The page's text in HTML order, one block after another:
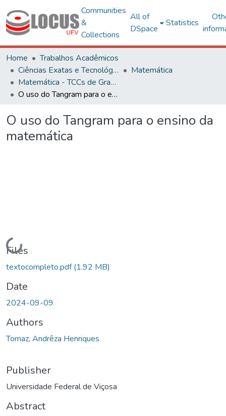
Communities
&
Collections
All of
DSpace
Statistics
Home
Trabalhos Acadêmicos
Ciências Exatas e Tecnológicas
Matemática
Matemática - TCCs de Graduação
O uso do Tangram para o ensino da matemática
O uso do Tangram para o ensino da
matemática
Loading...
Files
textocompleto.pdf(1.92 MB)
Date
2024-09-09
Authors
Tomaz, Andrêza Henriques
Publisher
Universidade Federal de Viçosa
Abstract